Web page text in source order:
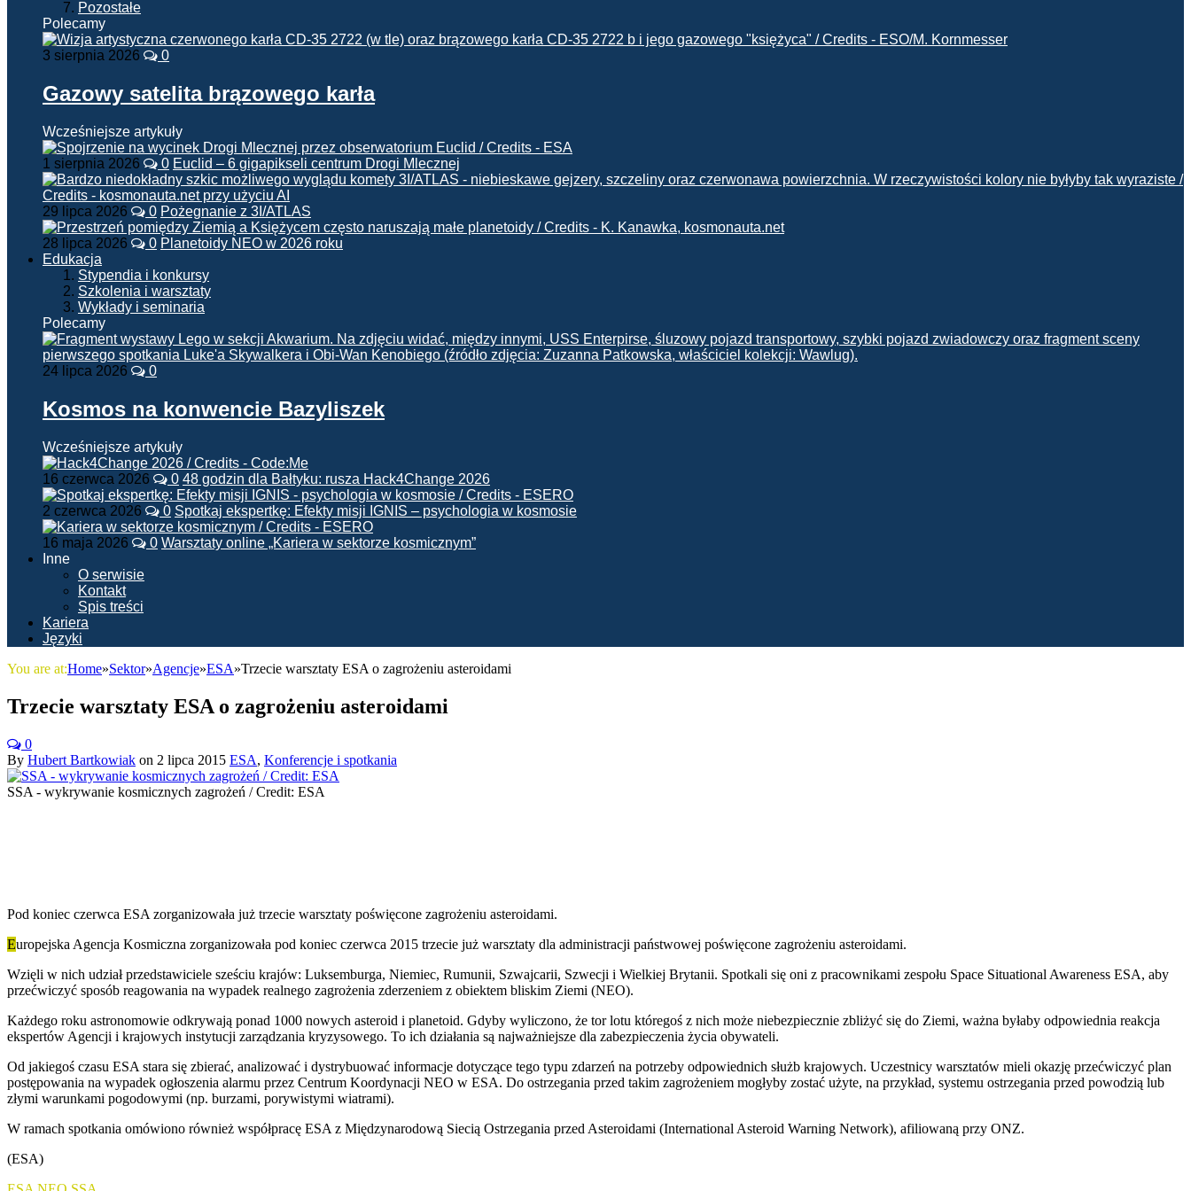
Pozostałe
Polecamy
3 sierpnia 2026 0
Gazowy satelita brązowego karła
Wcześniejsze artykuły
1 sierpnia 2026 0 Euclid – 6 gigapikseli centrum Drogi Mlecznej
29 lipca 2026 0 Pożegnanie z 3I/ATLAS
28 lipca 2026 0 Planetoidy NEO w 2026 roku
Edukacja
Stypendia i konkursy
Szkolenia i warsztaty
Wykłady i seminaria
Polecamy
24 lipca 2026 0
Kosmos na konwencie Bazyliszek
Wcześniejsze artykuły
16 czerwca 2026 0 48 godzin dla Bałtyku: rusza Hack4Change 2026
2 czerwca 2026 0 Spotkaj ekspertkę: Efekty misji IGNIS – psychologia w kosmosie
16 maja 2026 0 Warsztaty online „Kariera w sektorze kosmicznym”
Inne
O serwisie
Kontakt
Spis treści
Kariera
Języki
You are at:Home»Sektor»Agencje»ESA»Trzecie warsztaty ESA o zagrożeniu asteroidami
Trzecie warsztaty ESA o zagrożeniu asteroidami
0
By Hubert Bartkowiak on 2 lipca 2015 ESA, Konferencje i spotkania
SSA - wykrywanie kosmicznych zagrożeń / Credit: ESA
Pod koniec czerwca ESA zorganizowała już trzecie warsztaty poświęcone zagrożeniu asteroidami.
Europejska Agencja Kosmiczna zorganizowała pod koniec czerwca 2015 trzecie już warsztaty dla administracji państwowej poświęcone zagrożeniu asteroidami.
Wzięli w nich udział przedstawiciele sześciu krajów: Luksemburga, Niemiec, Rumunii, Szwajcarii, Szwecji i Wielkiej Brytanii. Spotkali się oni z pracownikami zespołu Space Situational Awareness ESA, aby
przećwiczyć sposób reagowania na wypadek realnego zagrożenia zderzeniem z obiektem bliskim Ziemi (NEO).
Każdego roku astronomowie odkrywają ponad 1000 nowych asteroid i planetoid. Gdyby wyliczono, że tor lotu któregoś z nich może niebezpiecznie zbliżyć się do Ziemi, ważna byłaby odpowiednia reakcja
ekspertów Agencji i krajowych instytucji zarządzania kryzysowego. To ich działania są najważniejsze dla zabezpieczenia życia obywateli.
Od jakiegoś czasu ESA stara się zbierać, analizować i dystrybuować informacje dotyczące tego typu zdarzeń na potrzeby odpowiednich służb krajowych. Uczestnicy warsztatów mieli okazję przećwiczyć plan
postępowania na wypadek ogłoszenia alarmu przez Centrum Koordynacji NEO w ESA. Do ostrzegania przed takim zagrożeniem mogłyby zostać użyte, na przykład, systemu ostrzegania przed powodzią lub
złymi warunkami pogodowymi (np. burzami, porywistymi wiatrami).
W ramach spotkania omówiono również współpracę ESA z Międzynarodową Siecią Ostrzegania przed Asteroidami (International Asteroid Warning Network), afiliowaną przy ONZ.
(ESA)